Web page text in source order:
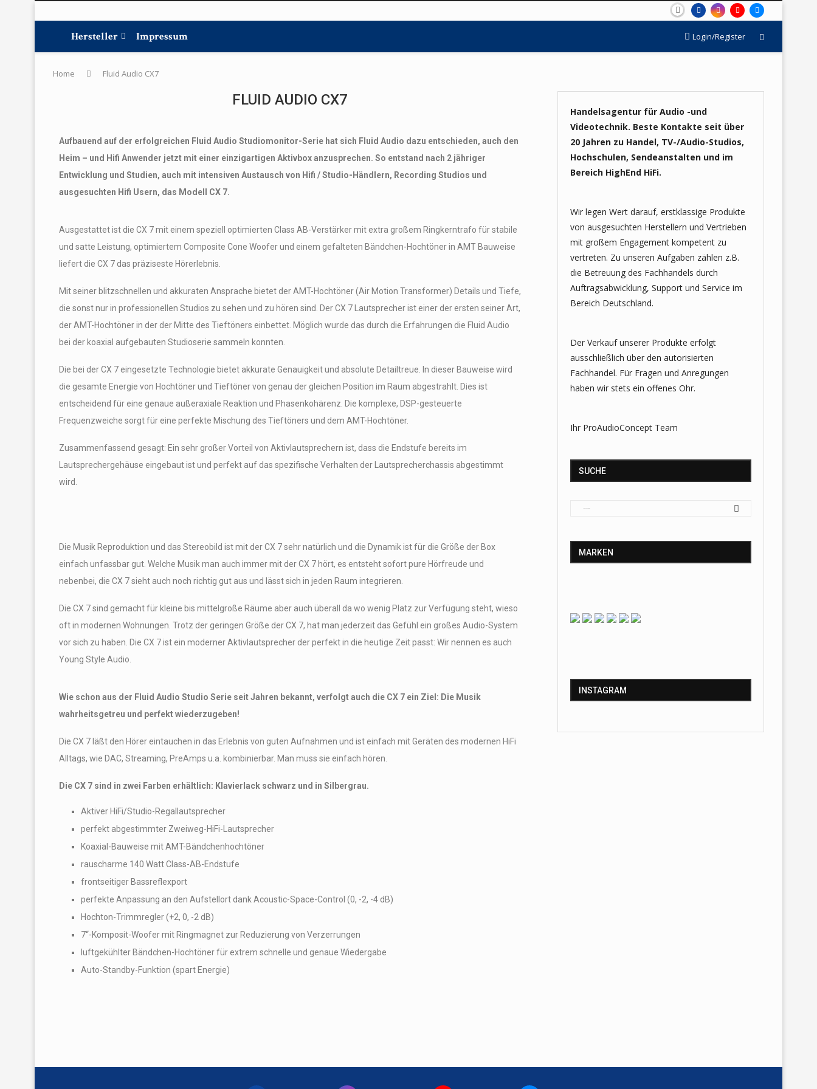
Hersteller Impressum Login/Register
Home Fluid Audio CX7
FLUID AUDIO CX7
Aufbauend auf der erfolgreichen Fluid Audio Studiomonitor-Serie hat sich Fluid Audio dazu entschieden, auch den
Heim – und Hifi Anwender jetzt mit einer einzigartigen Aktivbox anzusprechen. So entstand nach 2 jähriger
Entwicklung und Studien, auch mit intensiven Austausch von Hifi / Studio-Händlern, Recording Studios und
ausgesuchten Hifi Usern, das Modell CX 7.
Ausgestattet ist die CX 7 mit einem speziell optimierten Class AB-Verstärker mit extra großem Ringkerntrafo für stabile
und satte Leistung, optimiertem Composite Cone Woofer und einem gefalteten Bändchen-Hochtöner in AMT Bauweise
liefert die CX 7 das präziseste Hörerlebnis.
Mit seiner blitzschnellen und akkuraten Ansprache bietet der AMT-Hochtöner (Air Motion Transformer) Details und Tiefe,
die sonst nur in professionellen Studios zu sehen und zu hören sind. Der CX 7 Lautsprecher ist einer der ersten seiner Art,
der AMT-Hochtöner in der der Mitte des Tieftöners einbettet. Möglich wurde das durch die Erfahrungen die Fluid Audio
bei der koaxial aufgebauten Studioserie sammeln konnten.
Die bei der CX 7 eingesetzte Technologie bietet akkurate Genauigkeit und absolute Detailtreue. In dieser Bauweise wird
die gesamte Energie von Hochtöner und Tieftöner von genau der gleichen Position im Raum abgestrahlt. Dies ist
entscheidend für eine genaue außeraxiale Reaktion und Phasenkohärenz. Die komplexe, DSP-gesteuerte
Frequenzweiche sorgt für eine perfekte Mischung des Tieftöners und dem AMT-Hochtöner.
Zusammenfassend gesagt: Ein sehr großer Vorteil von Aktivlautsprechern ist, dass die Endstufe bereits im
Lautsprechergehäuse eingebaut ist und perfekt auf das spezifische Verhalten der Lautsprecherchassis abgestimmt
wird.
Die Musik Reproduktion und das Stereobild ist mit der CX 7 sehr natürlich und die Dynamik ist für die Größe der Box
einfach unfassbar gut. Welche Musik man auch immer mit der CX 7 hört, es entsteht sofort pure Hörfreude und
nebenbei, die CX 7 sieht auch noch richtig gut aus und lässt sich in jeden Raum integrieren.
Die CX 7 sind gemacht für kleine bis mittelgroße Räume aber auch überall da wo wenig Platz zur Verfügung steht, wieso
oft in modernen Wohnungen. Trotz der geringen Größe der CX 7, hat man jederzeit das Gefühl ein großes Audio-System
vor sich zu haben. Die CX 7 ist ein moderner Aktivlautsprecher der perfekt in die heutige Zeit passt: Wir nennen es auch
Young Style Audio.
Wie schon aus der Fluid Audio Studio Serie seit Jahren bekannt, verfolgt auch die CX 7 ein Ziel: Die Musik
wahrheitsgetreu und perfekt wiederzugeben!
Die CX 7 läßt den Hörer eintauchen in das Erlebnis von guten Aufnahmen und ist einfach mit Geräten des modernen HiFi
Alltags, wie DAC, Streaming, PreAmps u.a. kombinierbar. Man muss sie einfach hören.
Die CX 7 sind in zwei Farben erhältlich: Klavierlack schwarz und in Silbergrau.
Aktiver HiFi/Studio-Regallautsprecher
perfekt abgestimmter Zweiweg-HiFi-Lautsprecher
Koaxial-Bauweise mit AMT-Bändchenhochtöner
rauscharme 140 Watt Class-AB-Endstufe
frontseitiger Bassreflexport
perfekte Anpassung an den Aufstellort dank Acoustic-Space-Control (0, -2, -4 dB)
Hochton-Trimmregler (+2, 0, -2 dB)
7“-Komposit-Woofer mit Ringmagnet zur Reduzierung von Verzerrungen
luftgekühlter Bändchen-Hochtöner für extrem schnelle und genaue Wiedergabe
Auto-Standby-Funktion (spart Energie)
Handelsagentur für Audio -und
Videotechnik. Beste Kontakte seit über
20 Jahren zu Handel, TV-/Audio-Studios,
Hochschulen, Sendeanstalten und im
Bereich HighEnd HiFi.
Wir legen Wert darauf, erstklassige Produkte
von ausgesuchten Herstellern und Vertrieben
mit großem Engagement kompetent zu
vertreten. Zu unseren Aufgaben zählen z.B.
die Betreuung des Fachhandels durch
Auftragsabwicklung, Support und Service im
Bereich Deutschland.
Der Verkauf unserer Produkte erfolgt
ausschließlich über den autorisierten
Fachhandel. Für Fragen und Anregungen
haben wir stets ein offenes Ohr.
Ihr ProAudioConcept Team
SUCHE
MARKEN
INSTAGRAM